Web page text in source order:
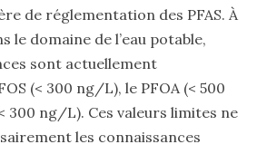
de réglementation des PFAS. À
le domaine de l’eau potable,
sont actuellement
(< 300 ng/L), le PFOA (< 500
300 ng/L). Ces valeurs limites ne
les connaissances